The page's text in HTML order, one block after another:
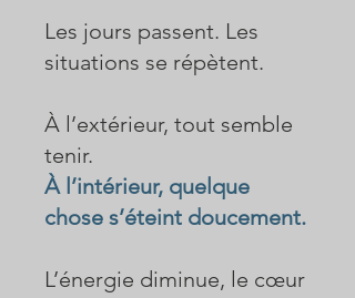
Les jours passent. Les
situations se répètent.
À l’extérieur, tout semble
tenir.
À l’intérieur, quelque
chose s’éteint doucement.
L’énergie diminue, le cœur